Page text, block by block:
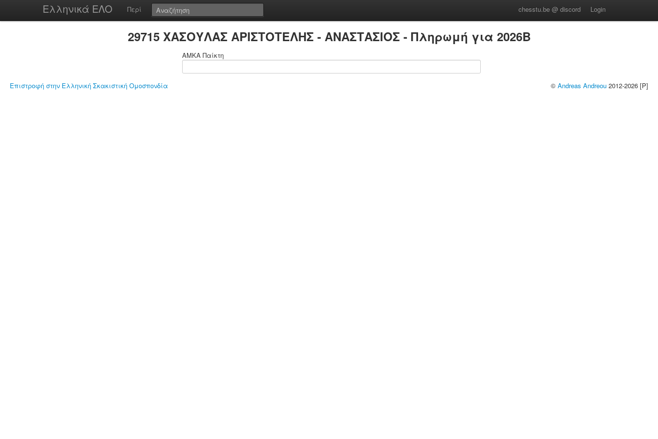
Ελληνικά ΕΛΟ Περί chesstu.be @ discord Login
29715 ΧΑΣΟΥΛΑΣ ΑΡΙΣΤΟΤΕΛΗΣ - ΑΝΑΣΤΑΣΙΟΣ - Πληρωμή για 2026B
ΑΜΚΑ Παίκτη
Επιστροφή στην Ελληνική Σκακιστική Ομοσπονδία © Andreas Andreou 2012-2026 [P]